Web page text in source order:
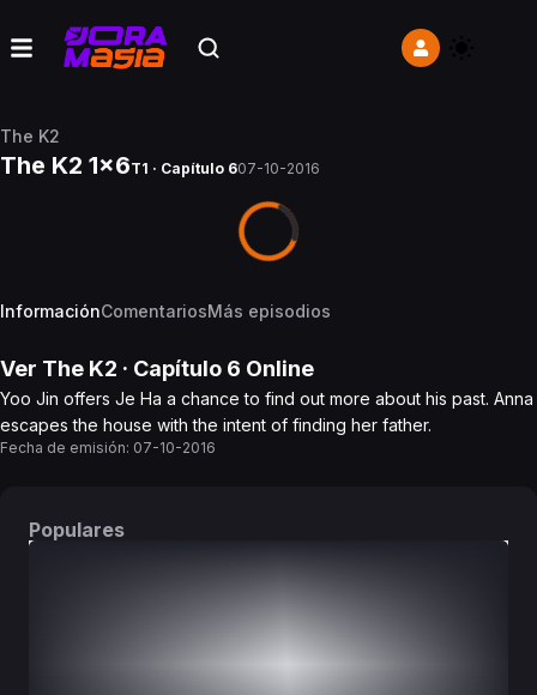
The K2
The K2 1x6T1 · Capítulo 607-10-2016
InformaciónComentariosMás episodios
Ver The K2 · Capítulo 6 Online
Yoo Jin offers Je Ha a chance to find out more about his past. Anna
escapes the house with the intent of finding her father.
Fecha de emisión: 07-10-2016
Populares